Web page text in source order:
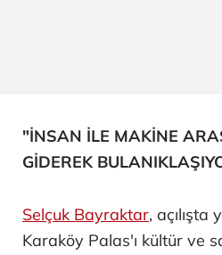
"İNSAN İLE MAKİNE
GİDEREK
Selçuk Bayraktar, açılışta
Karaköy Palas'ı kültür ve